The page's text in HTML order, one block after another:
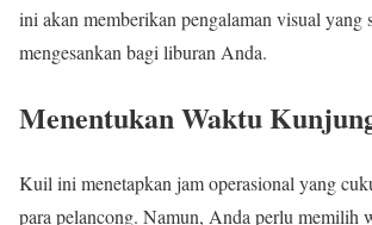
ini akan memberikan pengalaman visual yang
mengesankan bagi liburan Anda.
Menentukan Waktu
Kuil ini menetapkan jam operasional yang
para pelancong. Namun, Anda perlu memilih